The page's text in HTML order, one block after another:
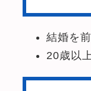
結婚を
20歳以